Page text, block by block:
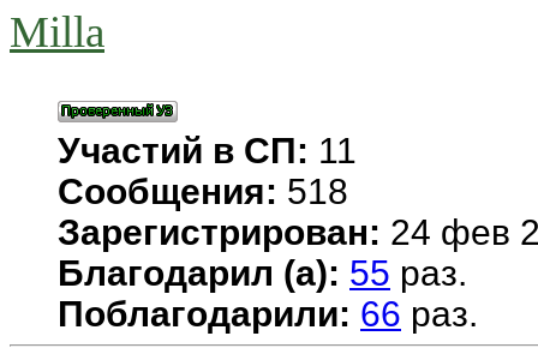
Milla
Участий в СП: 11
Сообщения: 518
Зарегистрирован: 24 фев
Благодарил (а): 55 раз.
Поблагодарили: 66 раз.